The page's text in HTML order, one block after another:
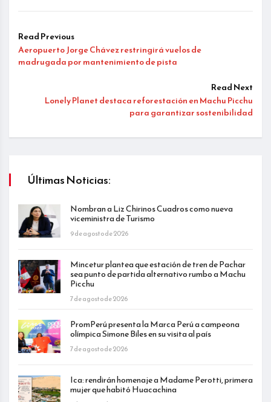
Read Previous
Aeropuerto Jorge Chávez restringirá vuelos de
madrugada por mantenimiento de pista
Read Next
Lonely Planet destaca reforestación en Machu Picchu
para garantizar sostenibilidad
Últimas Noticias:
Nombran a Liz Chirinos Cuadros como nueva
viceministra de Turismo
9 de agosto de 2026
Mincetur plantea que estación de tren de Pachar
sea punto de partida alternativo rumbo a Machu
Picchu
7 de agosto de 2026
PromPerú presenta la Marca Perú a campeona
olímpica Simone Biles en su visita al país
7 de agosto de 2026
Ica: rendirán homenaje a Madame Perotti, primera
mujer que habitó Huacachina